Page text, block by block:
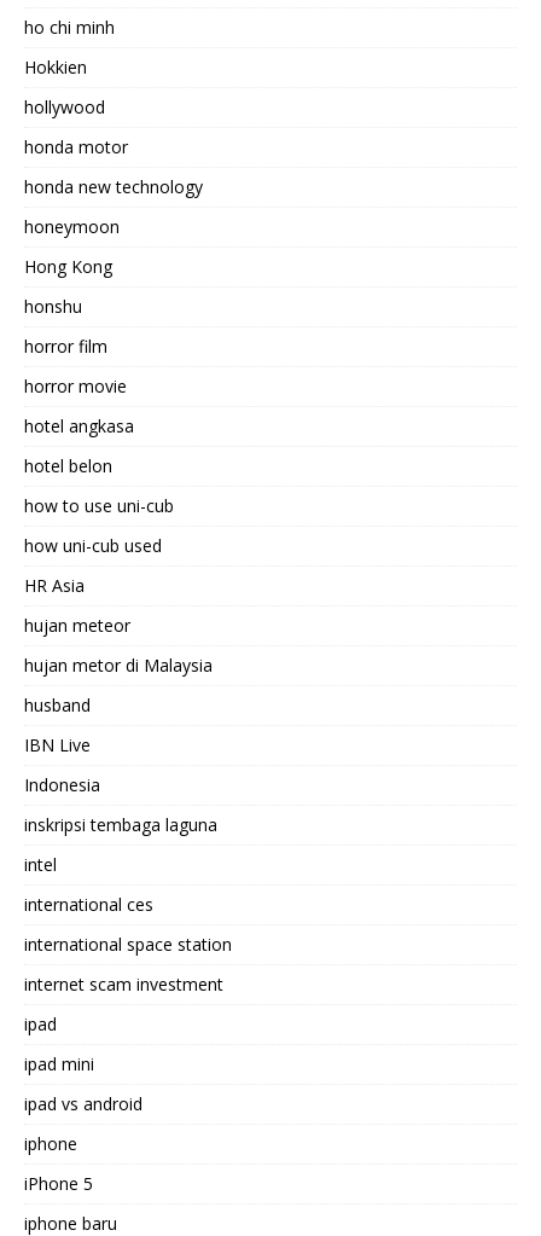
ho chi minh
Hokkien
hollywood
honda motor
honda new technology
honeymoon
Hong Kong
honshu
horror film
horror movie
hotel angkasa
hotel belon
how to use uni-cub
how uni-cub used
HR Asia
hujan meteor
hujan metor di Malaysia
husband
IBN Live
Indonesia
inskripsi tembaga laguna
intel
international ces
international space station
internet scam investment
ipad
ipad mini
ipad vs android
iphone
iPhone 5
iphone baru